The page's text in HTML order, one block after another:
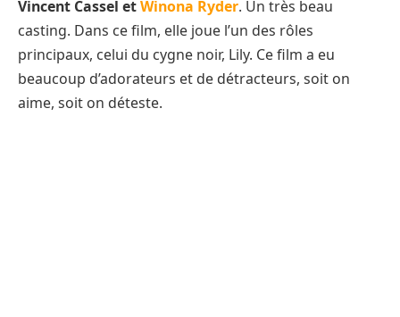
Vincent Cassel etWinona Ryder. Un très beau
casting. Dans ce film, elle joue l’un des rôles
principaux, celui du cygne noir, Lily. Ce film a eu
beaucoup d’adorateurs et de détracteurs, soit on
aime, soit on déteste.